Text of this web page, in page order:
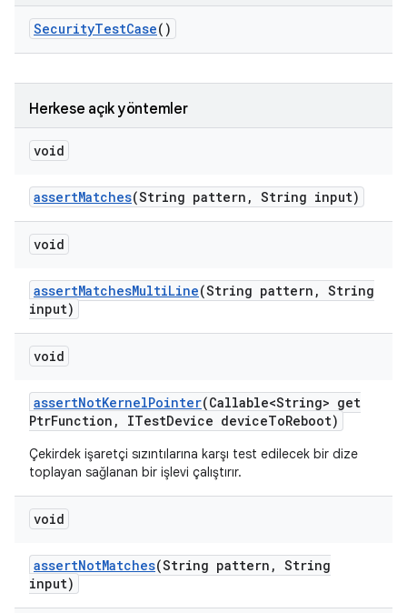
SecurityTestCase()
Herkese açık yöntemler
void
assertMatches(String pattern , String input)
void
assertMatchesMultiLine(String pattern , String
input)
void
assertNotKernelPointer(Callable<String> get
PtrFunction , ITestDevice deviceToReboot)
Çekirdek işaretçi sızıntılarına karşı test edilecek bir dize
toplayan sağlanan bir işlevi çalıştırır.
void
assertNotMatches(String pattern , String
input)